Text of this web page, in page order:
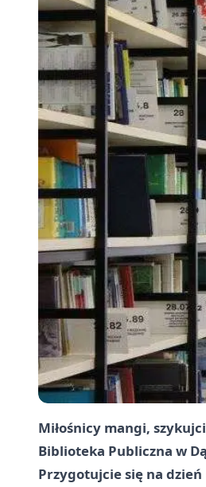
Miłośnicy mangi,
Biblioteka Publiczna w
Przygotujcie się na